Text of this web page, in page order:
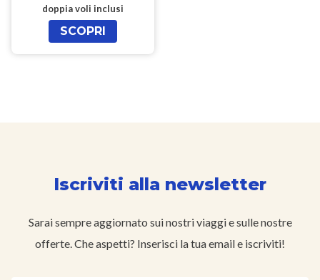
doppia voli inclusi
SCOPRI
Iscriviti alla newsletter
Sarai sempre aggiornato sui nostri viaggi e sulle nostre
offerte. Che aspetti? Inserisci la tua email e iscriviti!